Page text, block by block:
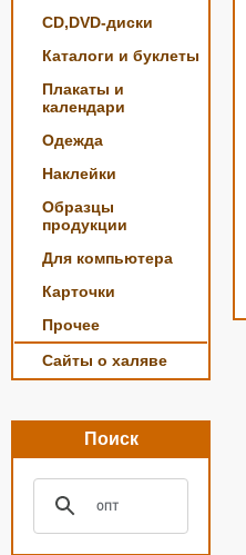
CD,DVD-диски
Каталоги и буклеты
Плакаты и
календари
Одежда
Наклейки
Образцы
продукции
Для компьютера
Карточки
Прочее
Сайты о халяве
Поиск